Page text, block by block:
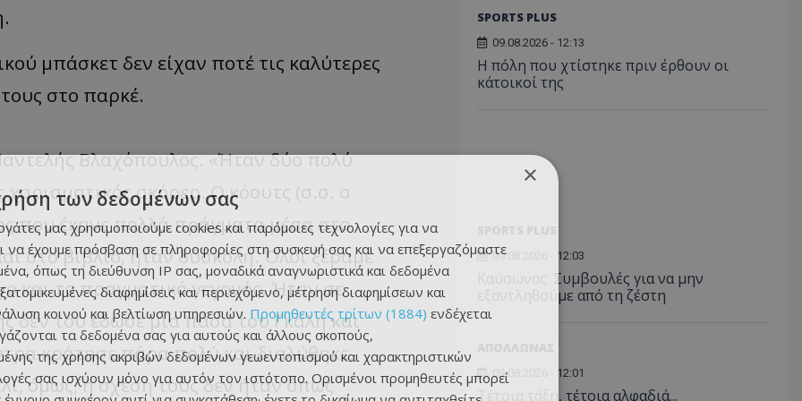
μπάσκετ δεν είχαν ποτέ τις καλύτερες
στο παρκέ.
Βλαχόπουλος. «Ήταν δύο πολύ
σκόρερ. Ο κόουτς (σ.σ. ο
που έκανε πολλά πράγματα μέσα στο
στο βιβλίο, ήταν δύσκολη. Όλοι ξέραμε
και το πραγματικό γεγονός. Ήταν σε
δεν του έδωσε μια πάσα του Γκάλη και
κράτησε πάρα πολύ και διαλύθηκε,
όμως, η σχέση τους δεν ήταν όπως
SPORTS PLUS
09.08.2026 - 12:13
Η πόλη που χτίστηκε πριν έρθουν οι
κάτοικοί της
09.08.2026 - 12:03
Kαύσωνας: Συμβουλές για να μην
εξαντληθούμε από τη ζέστη
09.08.2026 - 12:01
Τέτοια τάξη, τέτοια αλφαδιά...
×
των δεδομένων σας
μας χρησιμοποιούμε cookies και παρόμοιες τεχνολογίες για να
να έχουμε πρόσβαση σε πληροφορίες στη συσκευή σας και να επεξεργαζόμαστε
όπως τη διεύθυνση IP σας, μοναδικά αναγνωριστικά και δεδομένα
διαφημίσεις και περιεχόμενο, μέτρηση διαφημίσεων και
κοινού και βελτίωση υπηρεσιών. Προμηθευτές τρίτων (1884) ενδέχεται
τα δεδομένα σας για αυτούς και άλλους σκοπούς,
της χρήσης ακριβών δεδομένων γεωεντοπισμού και χαρακτηριστικών
σας ισχύουν μόνο για αυτόν τον ιστότοπο. Ορισμένοι προμηθευτές μπορεί